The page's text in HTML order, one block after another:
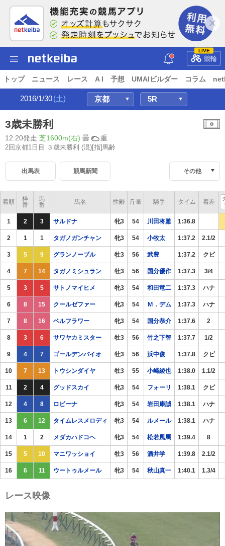
LIVE
競輪
トップ ニュース レース A I 予想 UMAIビルダー コラム
2016/1/30(土)
3歳未勝利
12:20発走 芝1600m(右) 曇 重
2回京都1日目 ３歳未勝利 (混)[指]馬齢
出馬表 競馬新聞 その他
着順
枠
番
馬
番
馬名 性齢 斤量 騎手 タイム 着差
1 2 3 サルドナ 牝3 54 川田将雅 1:36.8
2 1 1 タガノガンチャン 牝3 54 小牧太 1:37.2 2.1/2
3 5 9 グランノーブル 牡3 56 武豊 1:37.2 クビ
4 7 14 タガノミシュラン 牡3 56 国分優作 1:37.3 3/4
5 3 5 サトノマイヒメ 牝3 54 和田竜二 1:37.3 ハナ
6 8 15 クールゼファー 牝3 54 Ｍ．デム 1:37.3 ハナ
7 8 16 ベルフラワー 牝3 54 国分恭介 1:37.6 2
8 3 6 サワヤカミスター 牡3 56 竹之下智 1:37.7 1/2
9 4 7 ゴールデンバイオ 牡3 56 浜中俊 1:37.8 クビ
10 7 13 トウシンダイヤ 牡3 55 小崎綾也 1:38.0 1.1/2
11 2 4 グッドスカイ 牝3 54 フォーリ 1:38.1 クビ
12 4 8 ロビーナ 牝3 54 岩田康誠 1:38.1 ハナ
13 6 12 タイムレスメロディ 牝3 54 ルメール 1:38.1 ハナ
14 1 2 メダカハドコヘ 牝3 54 松若風馬 1:39.4 8
15 5 10 マニワッショイ 牡3 56 酒井学 1:39.8 2.1/2
16 6 11 ウートゥルメール 牝3 54 秋山真一 1:40.1 1.3/4
レース映像